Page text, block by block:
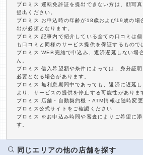
プロミス 運転免許証を提出できない方は、顔写
提出ください。
プロミス お申込時の年齢が18歳および19歳の場
出が必須となります。
プロミス 記事内で紹介している全ての口コミは
も口コミと同様のサービス提供を保証するもので
プロミス WEB完結で申込み、返済遅延しない場
ん。
プロミス 借入希望額や条件によっては、身分証
必要となる場合があります。
プロミス 無利息期間中であっても、返済に遅延
より、サービスの提供を停止する可能性がありま
プロミス 店舗・自動契約機・ATM情報は随時変
プロミス公式サイトをご確認ください
プロミス ※お申込み時間や審査によりご希望に添
す。
同じエリアの他の店舗を探す